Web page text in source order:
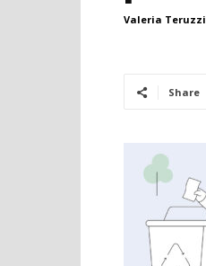
Valeria Teruzzi
Share